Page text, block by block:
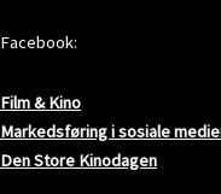
Facebook:
Film & Kino
Markedsføring i sosiale
Den Store Kinodagen